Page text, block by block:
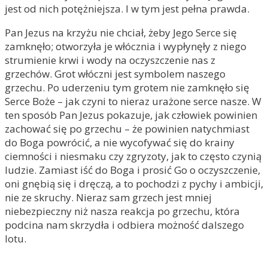
jest od nich potężniejsza. I w tym jest pełna prawda.
Pan Jezus na krzyżu nie chciał, żeby Jego Serce się
zamknęło; otworzyła je włócznia i wypłynęły z niego
strumienie krwi i wody na oczyszczenie nas z
grzechów. Grot włóczni jest symbolem naszego
grzechu. Po uderzeniu tym grotem nie zamknęło się
Serce Boże – jak czyni to nieraz urażone serce nasze. W
ten sposób Pan Jezus pokazuje, jak człowiek powinien
zachować się po grzechu – że powinien natychmiast
do Boga powrócić, a nie wycofywać się do krainy
ciemności i niesmaku czy zgryzoty, jak to często czynią
ludzie. Zamiast iść do Boga i prosić Go o oczyszczenie,
oni gnębią się i dręczą, a to pochodzi z pychy i ambicji,
nie ze skruchy. Nieraz sam grzech jest mniej
niebezpieczny niż nasza reakcja po grzechu, która
podcina nam skrzydła i odbiera możność dalszego
lotu.